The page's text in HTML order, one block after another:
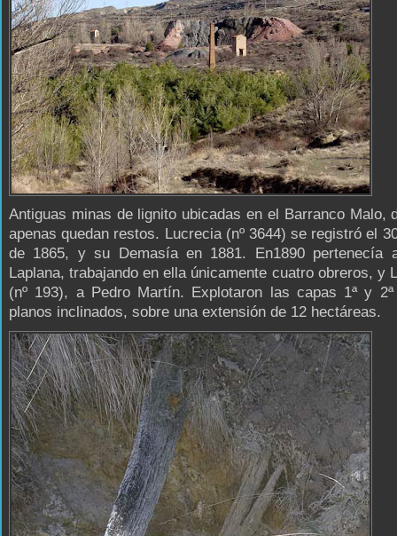
Antiguas minas de lignito ubicadas en el Barranco Malo,
apenas quedan restos. Lucrecia (nº 3644) se registró el
de 1865, y su Demasía en 1881. En1890 pertenecía
Laplana, trabajando en ella únicamente cuatro obreros, y
(nº 193), a Pedro Martín. Explotaron las capas 1ª y 2ª
planos inclinados, sobre una extensión de 12 hectáreas.